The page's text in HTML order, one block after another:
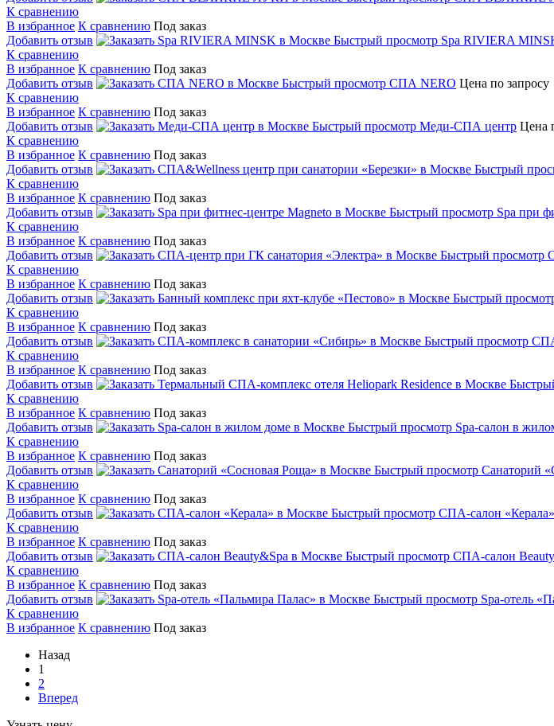
К сравнению
В избранное К сравнению Под заказ
Добавить отзыв
Быстрый просмотр Spa RIVIERA
К сравнению
В избранное К сравнению Под заказ
Добавить отзыв
Быстрый просмотр СПА NERO Цена по запросу
К сравнению
В избранное К сравнению Под заказ
Добавить отзыв
Быстрый просмотр Меди-СПА центр Цена
К сравнению
В избранное К сравнению Под заказ
Добавить отзыв
Быстрый
К сравнению
В избранное К сравнению Под заказ
Добавить отзыв
Быстрый просмотр Spa при
К сравнению
В избранное К сравнению Под заказ
Добавить отзыв
Быстрый просмотр
К сравнению
В избранное К сравнению Под заказ
Добавить отзыв
Быстрый
К сравнению
В избранное К сравнению Под заказ
Добавить отзыв
Быстрый просмотр
К сравнению
В избранное К сравнению Под заказ
Добавить отзыв
К сравнению
В избранное К сравнению Под заказ
Добавить отзыв
Быстрый просмотр Spa-салон в
К сравнению
В избранное К сравнению Под заказ
Добавить отзыв
Быстрый просмотр Санаторий
К сравнению
В избранное К сравнению Под заказ
Добавить отзыв
Быстрый просмотр СПА-салон «Керала»
К сравнению
В избранное К сравнению Под заказ
Добавить отзыв
Быстрый просмотр СПА-салон
К сравнению
В избранное К сравнению Под заказ
Добавить отзыв
Быстрый просмотр Spa-отель
К сравнению
В избранное К сравнению Под заказ
Назад
1
2
Вперед